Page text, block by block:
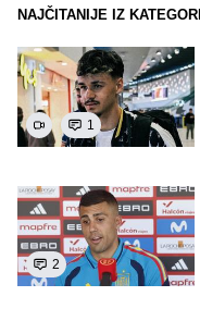
NAJČITANIJE IZ
1
2